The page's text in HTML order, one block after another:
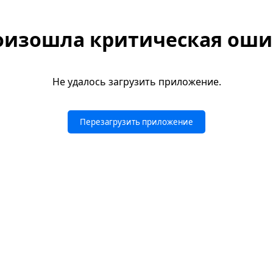
критическая
Не удалось загрузить приложение.
Перезагрузить приложение